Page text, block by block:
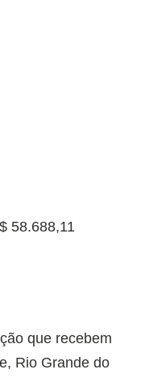
58.688,11
que recebem
Rio Grande do